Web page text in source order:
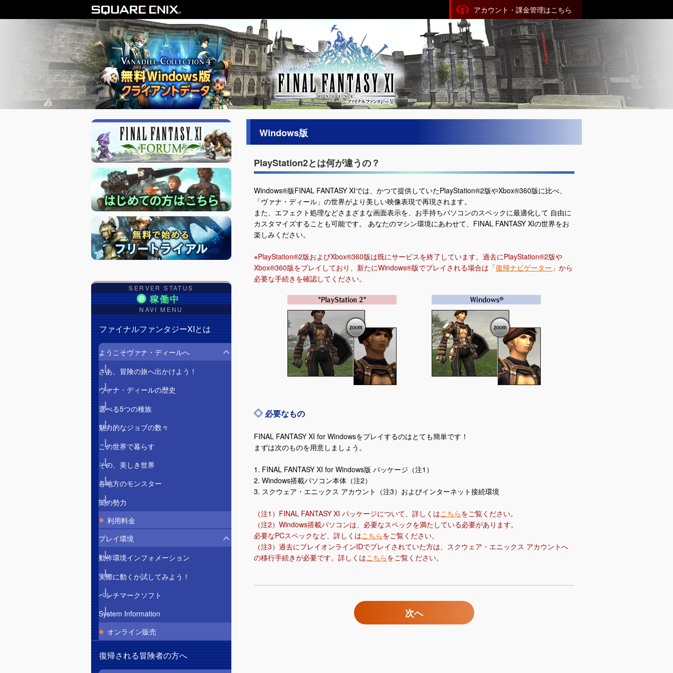
アカウント・課金管理はこちら
SERVER STATUS
NAVI MENU
ファイナルファンタジーXIとは
ようこそヴァナ・ディールへ
さあ、冒険の旅へ出かけよう！
ヴァナ・ディールの歴史
選べる5つの種族
魅力的なジョブの数々
この世界で暮らす
その、美しき世界
各地方のモンスター
闇の勢力
利用料金
プレイ環境
動作環境インフォメーション
実際に動くか試してみよう！
ベンチマークソフト
System Information
オンライン販売
復帰される冒険者の方へ
Windows版
PlayStation2とは何が違うの？
Windows®版FINAL FANTASY XIでは、かつて提供していたPlayStation®2版やXbox®360版に比べ、
「ヴァナ・ディール」の世界がより美しい映像表現で再現されます。
また、エフェクト処理などさまざまな画面表示を、お手持ちパソコンのスペックに最適化して 自由に
カスタマイズすることも可能です。 あなたのマシン環境にあわせて、FINAL FANTASY XIの世界をお
楽しみください。
※PlayStation®2版およびXbox®360版は既にサービスを終了しています。過去にPlayStation®2版や
Xbox®360版をプレイしており、新たにWindows®版でプレイされる場合は「復帰ナビゲーター 」から
必要な手続きを確認してください。
必要なもの
FINAL FANTASY XI for Windowsをプレイするのはとても簡単です！
まずは次のものを用意しましょう。
1. FINAL FANTASY XI for Windows版 パッケージ（注1）
2. Windows搭載パソコン本体（注2）
3. スクウェア・エニックス アカウント（注3）およびインターネット接続環境
（注1）FINAL FANTASY XI パッケージについて、詳しくはこちらをご覧ください。
（注2）Windows搭載パソコンは、必要なスペックを満たしている必要があります。
必要なPCスペックなど、詳しくはこちらをご覧ください。
（注3）過去にプレイオンラインIDでプレイされていた方は、スクウェア・エニックス アカウントへ
の移行手続きが必要です。詳しくはこちらをご覧ください。
次へ